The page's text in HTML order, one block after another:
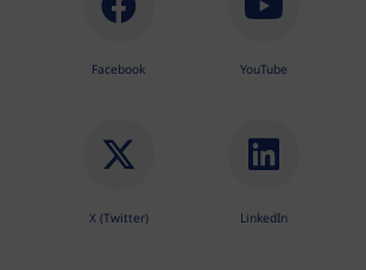
Facebook YouTube
X (Twitter) LinkedIn